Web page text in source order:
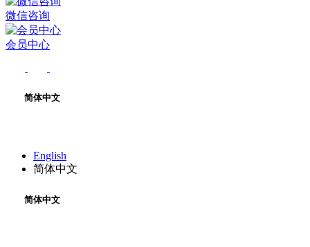
微信咨询
会员中心
简体中文
English
简体中文
简体中文